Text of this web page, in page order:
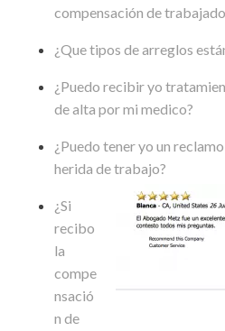
compensación de
¿Que tipos de arreglos
¿Puedo recibir yo
de alta por mi medico?
¿Puedo tener yo un
herida de trabajo?
¿Si
recibo
la
compe
nsació
n de